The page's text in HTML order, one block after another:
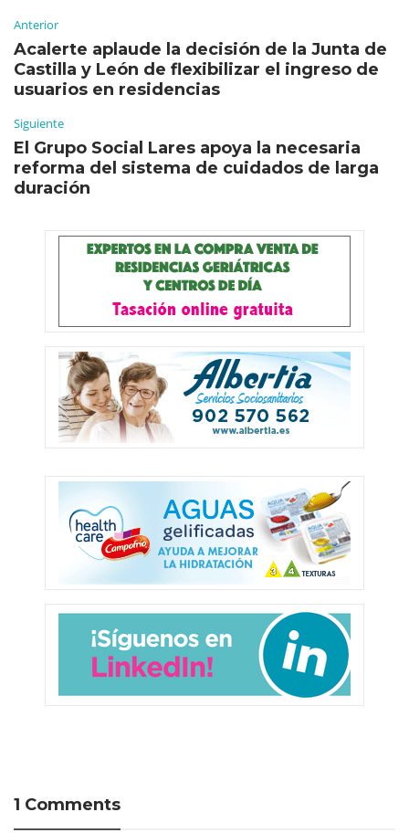
Anterior
Acalerte aplaude la decisión de la Junta de
Castilla y León de flexibilizar el ingreso de
usuarios en residencias
Siguiente
El Grupo Social Lares apoya la necesaria
reforma del sistema de cuidados de larga
duración
1 Comments